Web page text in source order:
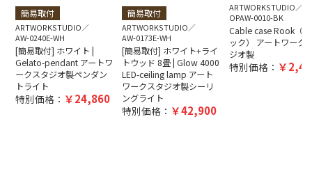
簡易取付
ARTWORKSTUDIO
AW-0240E-WH
[簡易取付] ホワイト |
Gelato-pendant アートワ
ークスタジオ製ペンダン
トライト
特別価格： 24,860
簡易取付
ARTWORKSTUDIO
AW-0173E-WH
[簡易取付] ホワイト+ライ
トウッド 8畳 | Glow 4000
LED-ceiling lamp アート
ワークスタジオ製シーリ
ングライト
特別価格： 42,900
ARTWORKSTUDIO
OPAW-0010-BK
Cable case Rook（
ック） アートワーク
ジオ製
特別価格：